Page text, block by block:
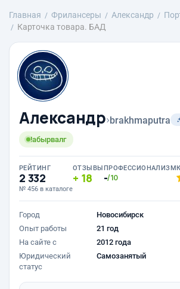
Главная Фрилансеры Александр
Карточка товара. БАД
Александр›brakhmaputra
!абырвалг
РЕЙТИНГ
2 332
№ 456 в каталоге
ОТЗЫВЫ
18
ПРОФЕССИОНАЛИЗМ
-/10
Город
Новосибирск
Опыт работы
21 год
На сайте с
2012 года
Юридический
статус
Самозанятый